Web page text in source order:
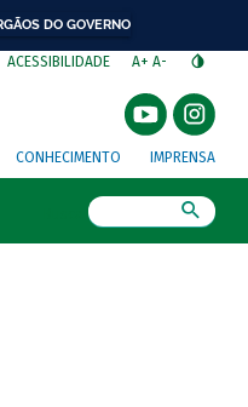
DO GOVERNO
ACESSIBILIDADE A+ A-
CONHECIMENTO IMPRENSA